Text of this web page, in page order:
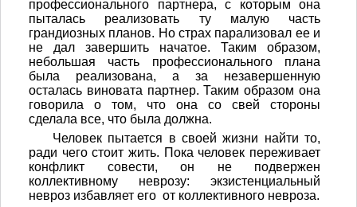
профессионального партнера, с которым она
пыталась реализовать ту малую часть
грандиозных планов. Но страх парализовал ее и
не дал завершить начатое. Таким образом,
небольшая часть профессионального плана
была реализована, а за незавершенную
осталась виновата партнер. Таким образом она
говорила о том, что она со свей стороны
сделала все, что была должна.
Человек пытается в своей жизни найти то,
ради чего стоит жить. Пока человек переживает
конфликт совести, он не подвержен
коллективному неврозу: экзистенциальный
невроз избавляет его от коллективного невроза.